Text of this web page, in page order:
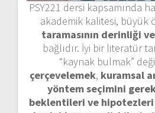
PSY221 dersi kapsamında
akademik kalitesi, büyük
taramasının derinliği
bağlıdır. İyi bir literatür
“kaynak bulmak”
çerçevelemek, kuramsal
yöntem seçimini
beklentileri ve